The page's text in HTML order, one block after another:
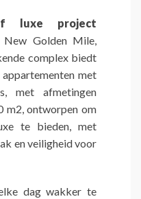
luxe project
New Golden Mile,
complex biedt
met
met afmetingen
m2, ontworpen om
te bieden, met
en veiligheid voor
dag wakker te